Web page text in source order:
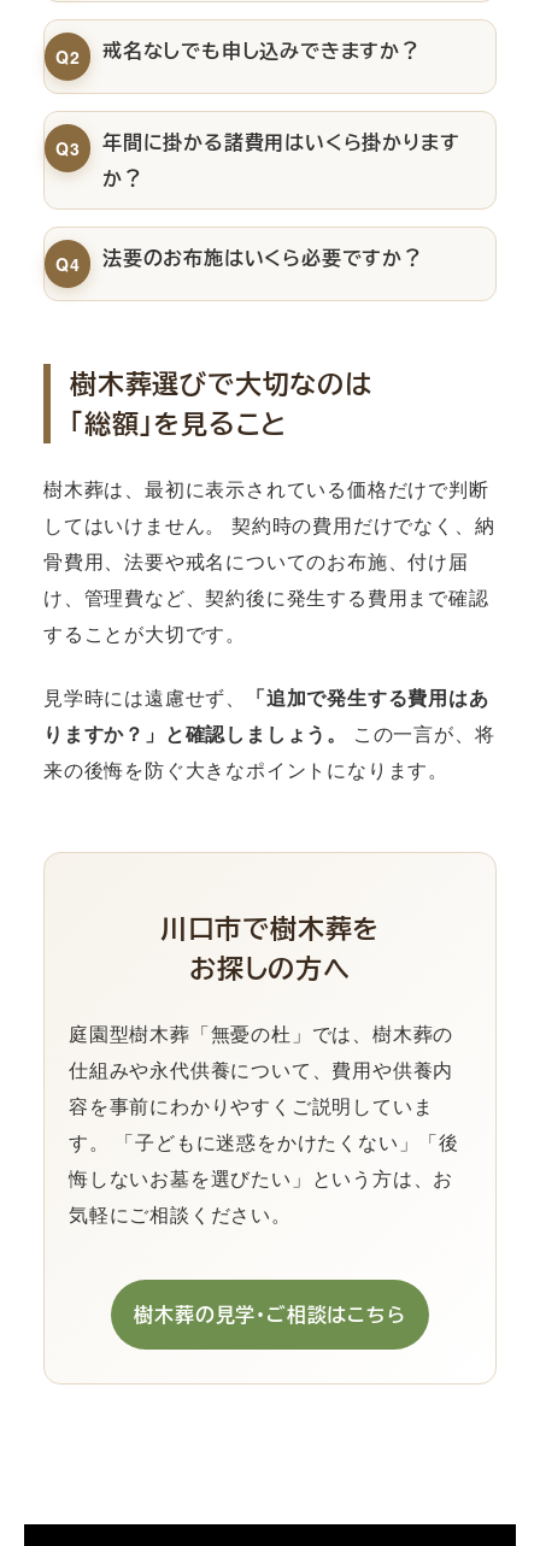
Q2 戒名なしでも申し込みできますか？
Q3
年間に掛かる諸費用はいくら掛かります
か？
Q4 法要のお布施はいくら必要ですか？
樹木葬選びで大切なのは
「総額」を見ること
樹木葬は、最初に表示されている価格だけで判断
してはいけません。 契約時の費用だけでなく、納
骨費用、法要や戒名についてのお布施、付け届
け、管理費など、契約後に発生する費用まで確認
することが大切です。
見学時には遠慮せず、
「追加で発生する費用はあ
りますか？」と確認しましょう。
この一言が、将
来の後悔を防ぐ大きなポイントになります。
川口市で樹木葬を
お探しの方へ
庭園型樹木葬「無憂の杜」では、樹木葬の
仕組みや永代供養について、費用や供養内
容を事前にわかりやすくご説明していま
す。 「子どもに迷惑をかけたくない」「後
悔しないお墓を選びたい」という方は、お
気軽にご相談ください。
樹木葬の見学・ご相談はこちら